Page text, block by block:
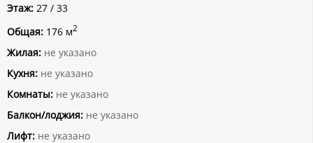
Этаж: 27 / 33
Общая: 176 м2
Жилая: не указано
Кухня: не указано
Комнаты: не указано
Балкон/лоджия: не указано
Лифт: не указано